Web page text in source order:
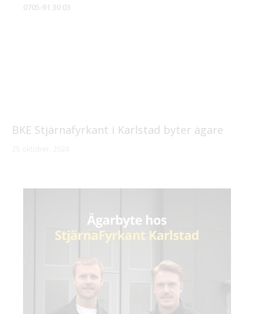
0705-91 30 03
BKE Stjärnafyrkant i Karlstad byter ägare